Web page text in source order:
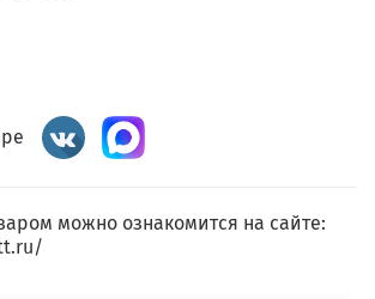
можно ознакомится на сайте: